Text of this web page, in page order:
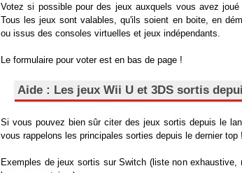
Votez si possible pour des jeux auxquels vous avez
Tous les jeux sont valables, qu'ils soient en boite, en
ou issus des consoles virtuelles et jeux indépendants.
Le formulaire pour voter est en bas de page !
Aide : Les jeux Wii U et 3DS sortis
Si vous pouvez bien sûr citer des jeux sortis depuis le
vous rappelons les principales sorties depuis le dernier top !
Exemples de jeux sortis sur Switch (liste non exhaustive,